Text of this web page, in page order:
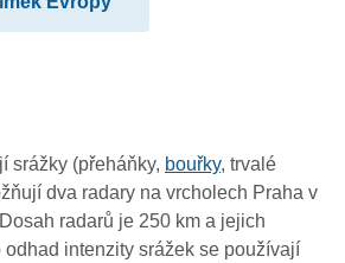
srážky (přeháňky, bouřky, trvalé
dva radary na vrcholech Praha v
radarů je 250 km a jejich
intenzity srážek se používají